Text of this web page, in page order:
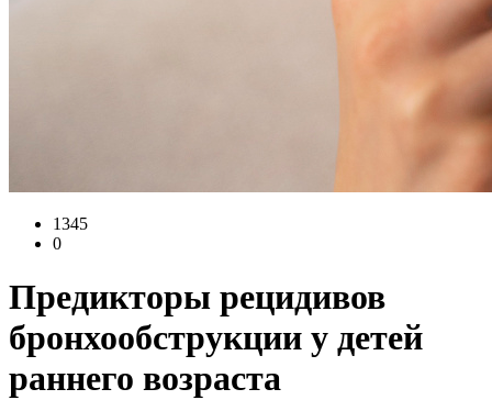
1345
0
Предикторы рецидивов
бронхообструкции у детей
раннего возраста